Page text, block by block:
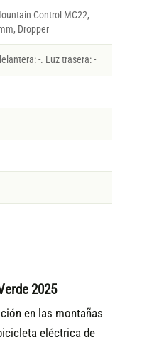
Control MC22,
Dropper
-. Luz trasera: -
2025
en las montañas
eléctrica de